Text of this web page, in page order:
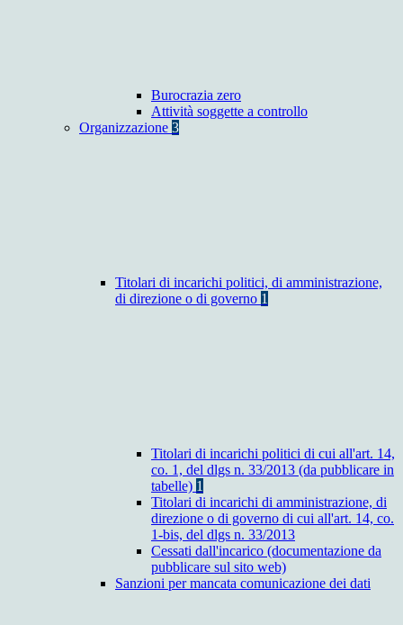
Burocrazia zero
Attività soggette a controllo
Organizzazione 3
Titolari di incarichi politici, di amministrazione,
di direzione o di governo 1
Titolari di incarichi politici di cui all'art. 14,
co. 1, del dlgs n. 33/2013 (da pubblicare in
tabelle) 1
Titolari di incarichi di amministrazione, di
direzione o di governo di cui all'art. 14, co.
1-bis, del dlgs n. 33/2013
Cessati dall'incarico (documentazione da
pubblicare sul sito web)
Sanzioni per mancata comunicazione dei dati